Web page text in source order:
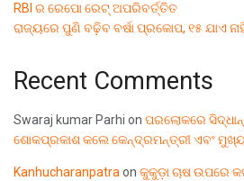
RBI ର ରେପୋ ରେଟ୍ ଅପରିବର୍ତ୍ତିତ
ରାଜ୍ୟରେ ପୁଣି ବଢ଼ିବ ବର୍ଷା ପ୍ରକୋପ, ୧୫ ଯାଏ
Recent Comments
Swaraj kumar Parhi on ପରଲୋକରେ
ଶୋକପ୍ରକାଶ କଲେ କେନ୍ଦ୍ରମନ୍ତ୍ରୀ ଏବଂ
Kanhucharanpatra on କୁକୁଡ଼ା ଚାଷ ଉପରେ